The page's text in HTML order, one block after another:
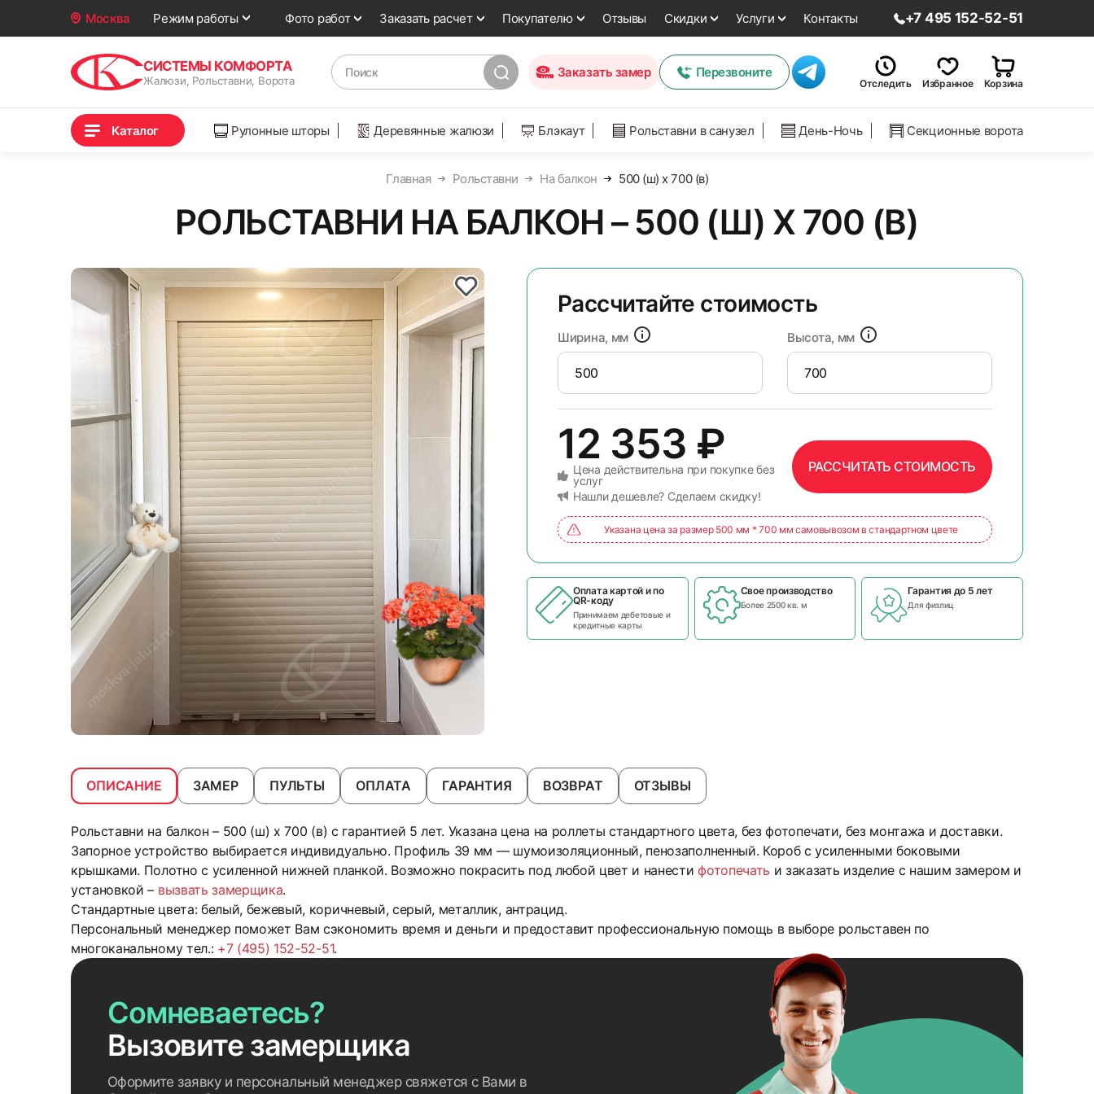
Москва Режим работы Фото работ Заказать расчет Покупателю Отзывы Скидки Услуги Контакты +7 495 152-52-51
СИСТЕМЫ КОМФОРТА
Жалюзи, Рольставни, Ворота
Заказать замер Перезвоните
Отследить Избранное Корзина
Каталог Рулонные шторы Деревянные жалюзи Блэкаут Рольставни в санузел День-Ночь Секционные ворота
Главная Рольставни На балкон 500 (ш) x 700 (в)
РОЛЬСТАВНИ НА БАЛКОН – 500 (Ш) X 700 (В)
Рассчитайте стоимость
Ширина, мм Высота, мм
12 353 ₽
Цена действительна при покупке без
услуг
Нашли дешевле? Сделаем скидку!
РАССЧИТАТЬ СТОИМОСТЬ
Указана цена за размер 500 мм * 700 мм самовывозом в стандартном цвете
Оплата картой и по
QR-коду
Принимаем дебетовые и
кредитные карты
Свое производство
Более 2500 кв. м
Гарантия до 5 лет
Для физлиц
ОПИСАНИЕ ЗАМЕР ПУЛЬТЫ ОПЛАТА ГАРАНТИЯ ВОЗВРАТ ОТЗЫВЫ
Рольставни на балкон – 500 (ш) x 700 (в) с гарантией 5 лет. Указана цена на роллеты стандартного цвета, без фотопечати, без монтажа и доставки.
Запорное устройство выбирается индивидуально. Профиль 39 мм — шумоизоляционный, пенозаполненный. Короб с усиленными боковыми
крышками. Полотно с усиленной нижней планкой. Возможно покрасить под любой цвет и нанестифотопечать и заказать изделие с нашим замером и
установкой – вызвать замерщика.
Стандартные цвета: белый, бежевый, коричневый, серый, металлик, антрацид.
Персональный менеджер поможет Вам сэкономить время и деньги и предоставит профессиональную помощь в выборе рольставен по
многоканальному тел.: +7 (495) 152-52-51.
Сомневаетесь?
Вызовите замерщика
Оформите заявку и персональный менеджер свяжется с Вами в